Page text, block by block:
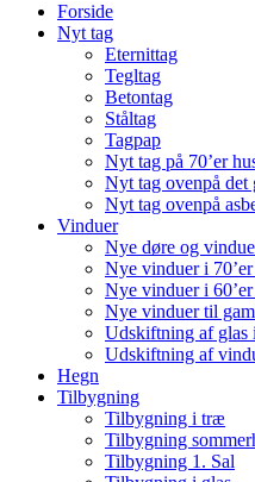
Forside
Nyt tag
Eternittag
Tegltag
Betontag
Ståltag
Tagpap
Nyt tag på 70’er
Nyt tag ovenpå det
Nyt tag ovenpå
Vinduer
Nye døre og
Nye vinduer i
Nye vinduer i
Nye vinduer til
Udskiftning af glas
Udskiftning af
Hegn
Tilbygning
Tilbygning i træ
Tilbygning
Tilbygning 1. Sal